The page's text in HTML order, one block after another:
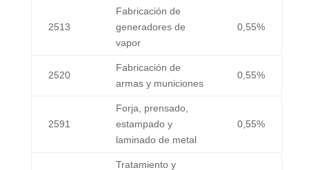
2513
Fabricación de
generadores de
vapor
0,55%
2520
Fabricación de
armas y municiones
0,55%
2591
Forja, prensado,
estampado y
laminado de metal
0,55%
Tratamiento y